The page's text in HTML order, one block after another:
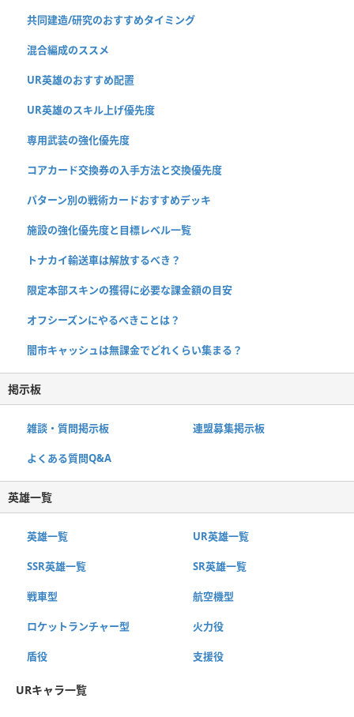
共同建造/研究のおすすめタイミング
混合編成のススメ
UR英雄のおすすめ配置
UR英雄のスキル上げ優先度
専用武装の強化優先度
コアカード交換券の入手方法と交換優先度
パターン別の戦術カードおすすめデッキ
施設の強化優先度と目標レベル一覧
トナカイ輸送車は解放するべき？
限定本部スキンの獲得に必要な課金額の目安
オフシーズンにやるべきことは？
闇市キャッシュは無課金でどれくらい集まる？
掲示板
雑談・質問掲示板 連盟募集掲示板
よくある質問Q&A
英雄一覧
英雄一覧 UR英雄一覧
SSR英雄一覧 SR英雄一覧
戦車型 航空機型
ロケットランチャー型 火力役
盾役 支援役
URキャラ一覧